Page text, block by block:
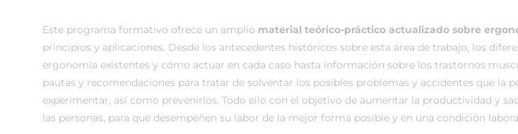
Este programa formativo ofrece un amplio material teórico-práctico actualizado sobre
principios y aplicaciones. Desde los antecedentes históricos sobre esta área de trabajo, los
ergonomía existentes y cómo actuar en cada caso hasta información sobre los trastornos
pautas y recomendaciones para tratar de solventar los posibles problemas y accidentes que la
experimentar, así como prevenirlos. Todo ello con el objetivo de aumentar la productividad y
las personas, para que desempeñen su labor de la mejor forma posible y en una condición